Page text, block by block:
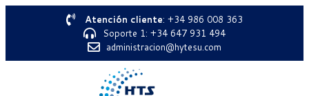
Atención cliente: +34 986 008 363
Soporte 1: +34 647 931 494
administracion@hytesu.com